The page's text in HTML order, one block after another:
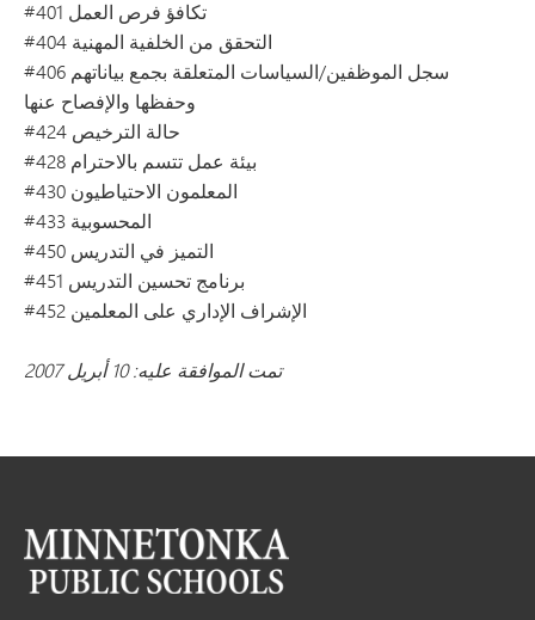
#401 تكافؤ فرص العمل
#404 التحقق من الخلفية المهنية
#406 سجل الموظفين/السياسات المتعلقة بجمع بياناتهم
وحفظها والإفصاح عنها
#424 حالة الترخيص
#428 بيئة عمل تتسم بالاحترام
#430 المعلمون الاحتياطيون
#433 المحسوبية
#450 التميز في التدريس
#451 برنامج تحسين التدريس
#452 الإشراف الإداري على المعلمين
تمت الموافقة عليه: 10 أبريل 2007